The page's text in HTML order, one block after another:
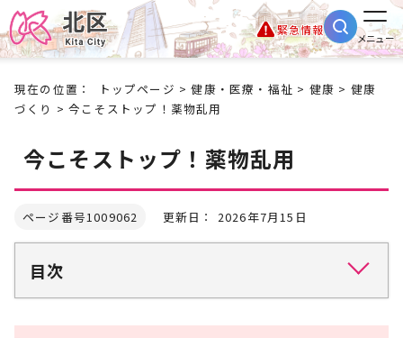
緊急情報
メニュー
現在の位置： トップページ >健康・医療・福祉 > 健康 > 健康
づくり > 今こそストップ！薬物乱用
今こそストップ！薬物乱用
ページ番号1009062 更新日： 2026年7月15日
目次